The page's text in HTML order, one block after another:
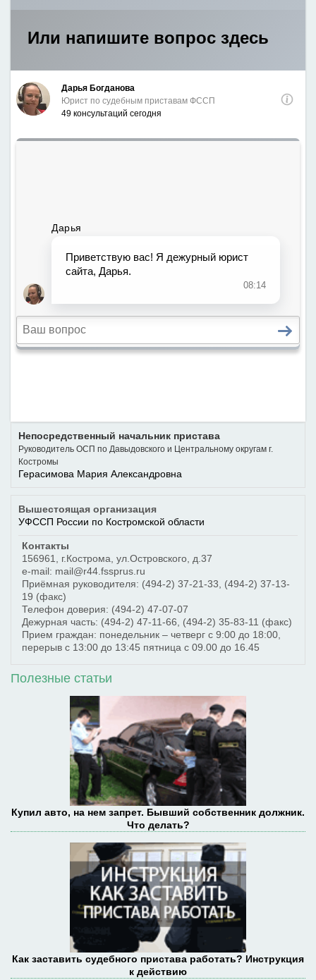
Непосредственный начальник пристава
Руководитель ОСП по Давыдовского и Центральному округам г.
Костромы
Герасимова Мария Александровна
Вышестоящая организация
УФССП России по Костромской области
Контакты
156961
г.Кострома ул.Островского, д.37
e-mail: mail@r44.fssprus.ru
Приёмная руководителя: (494-2) 37-21-33
(494-2) 37-13-
19 (факс)
Телефон доверия: (494-2) 47-07-07
Дежурная часть: (494-2) 47-11-66
(494-2) 35-83-11 (факс)
Прием граждан: понедельник – четверг с 9:00 до 18:00,
перерыв с 13:00 до 13:45 пятница с 09.00 до 16.45
Полезные статьи
Купил авто, на нем запрет. Бывший собственник должник.
Что делать?
Как заставить судебного пристава работать? Инструкция
к действию